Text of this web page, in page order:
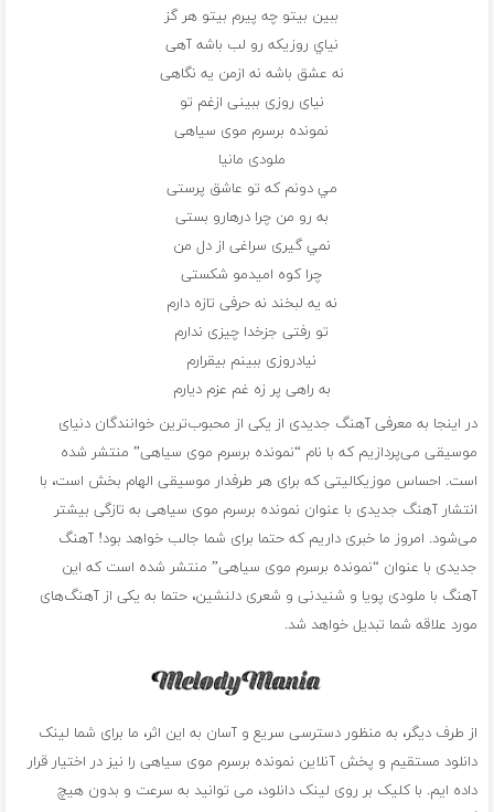
ببين بیتو چه پيرم بيتو هر گز
نياي روزیكه رو لب باشه آهی
نه عشق باشه نه ازمن يه نگاهی
نيای روزی ببينی ازغم تو
نمونده برسرم موی سياهی
ملودی مانیا
مي دونم كه تو عاشق پرستی
به رو من چرا درهارو بستی
نمي گيری سراغی از دل من
چرا كوه اميدمو شكستی
نه يه لبخند نه حرفی تازه دارم
تو رفتی جزخدا چيزی ندارم
نيادروزی ببينم بيقرارم
به راهی پر زه غم عزم ديارم
در اینجا به معرفی آهنگ جدیدی از یکی از محبوب‌ترین خوانندگان دنیای
موسیقی می‌پردازیم که با نام “نمونده برسرم موی سياهی” منتشر شده
است. احساس موزیکالیتی که برای هر طرفدار موسیقی الهام بخش است، با
انتشار آهنگ جدیدی با عنوان نمونده برسرم موی سياهی به تازگی بیشتر
می‌شود. امروز ما خبری داریم که حتما برای شما جالب خواهد بود! آهنگ
جدیدی با عنوان “نمونده برسرم موی سياهی” منتشر شده است که این
آهنگ با ملودی پویا و شنیدنی و شعری دلنشین، حتما به یکی از آهنگ‌های
مورد علاقه شما تبدیل خواهد شد.
از طرف دیگر، به منظور دسترسی سریع و آسان به این اثر، ما برای شما لینک
دانلود مستقیم و پخش آنلاین نمونده برسرم موی سياهی را نیز در اختیار قرار
داده ایم. با کلیک بر روی لینک دانلود، می توانید به سرعت و بدون هیچ